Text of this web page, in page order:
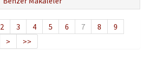
2 3 4 5 6 7 8
9
> >>